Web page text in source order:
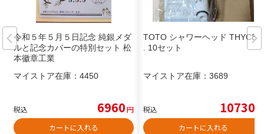
令和５年５月５日記念 純銀メダ
ルと記念カバーの特別セット 松
本徽章工業
マイストア在庫： 4450
税込 6960円
カートに入れる
TOTO シャワーヘッド THYC88
. 10セット
マイストア在庫： 3689
税込 10730
カートに入れる